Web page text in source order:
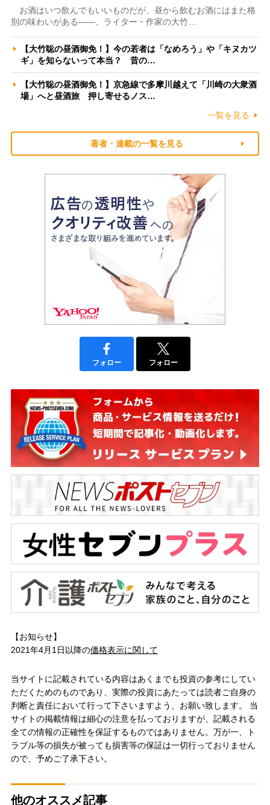
お酒はいつ飲んでもいいものだが、昼から飲むお酒にはまた格
別の味わいがある――。ライター・作家の大竹…
【大竹聡の昼酒御免！】今の若者は「なめろう」や「キヌカツ
ギ」を知らないって本当？ 昔の…
【大竹聡の昼酒御免！】京急線で多摩川越えて「川崎の大衆酒
場」へと昼酒旅 押し寄せるノス…
一覧を見る
著者・連載の一覧を見る
フォロー フォロー
【お知らせ】
2021年4月1日以降の価格表示に関して
当サイトに記載されている内容はあくまでも投資の参考にしてい
ただくためのものであり、実際の投資にあたっては読者ご自身の
判断と責任において行って下さいますよう、お願い致します。 当
サイトの掲載情報は細心の注意を払っておりますが、記載される
全ての情報の正確性を保証するものではありません。万が一、ト
ラブル等の損失が被っても損害等の保証は一切行っておりません
ので、予めご了承下さい。
他のオススメ記事